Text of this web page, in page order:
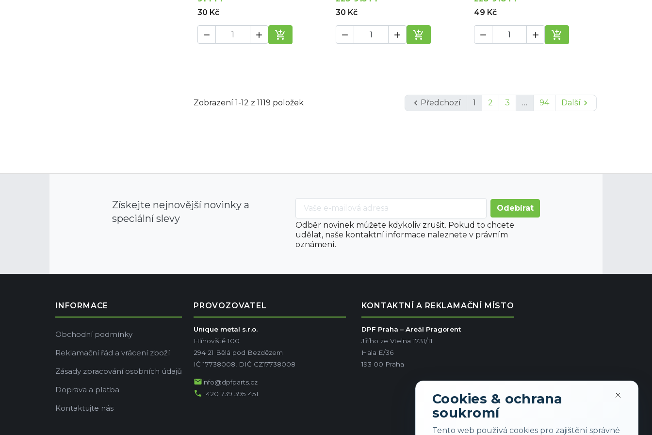
30 Kč
  
Přidat do košíku
30 Kč
  
Přidat do košíku
49 Kč
  
Přidat do košíku
Zobrazení 1-12 z 1119 položek  Předchozí 1 2 3 … 94 Další
Získejte nejnovější novinky a
speciální slevy
Odběr novinek můžete kdykoliv zrušit. Pokud to chcete
udělat, naše kontaktní informace naleznete v právním
oznámení.
INFORMACE
Obchodní podmínky
Reklamační řád a vrácení zboží
Zásady zpracování osobních údajů
Doprava a platba
Kontaktujte nás
PROVOZOVATEL
Unique metal s.r.o.
Hlínoviště 100
294 21 Bělá pod Bezdězem
IČ 17738008, DIČ CZ17738008
mailinfo@dpfparts.cz
phone+420 739 395 451
KONTAKTNÍ A REKLAMAČNÍ MÍSTO
DPF Praha – Areál Pragorent
Jiřího ze Vtelna 1731/11
Hala E/36
193 00 Praha
Cookies & ochrana
soukromí
Tento web používá cookies pro zajištění správné